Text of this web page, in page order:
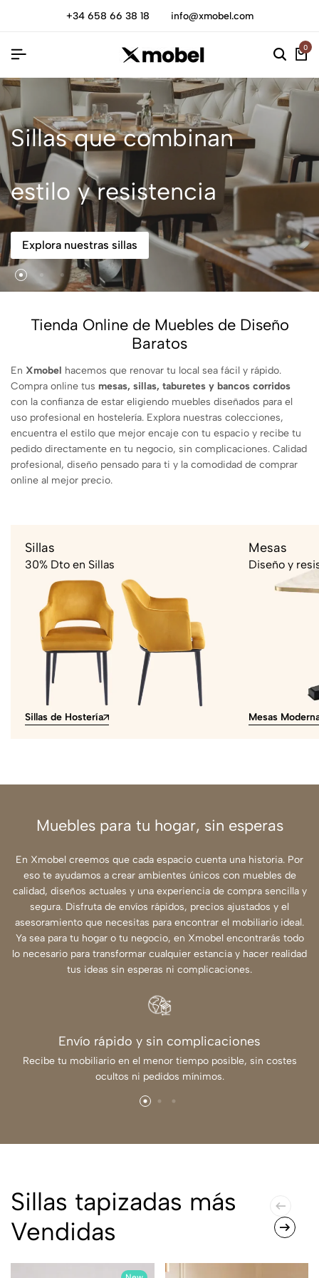
+34 658 66 38 18 info@xmobel.com
0
Sillas que combinan
estilo y resistencia
Explora nuestras sillas
Tienda Online de Muebles de Diseño
Baratos
En Xmobel hacemos que renovar tu local sea fácil y rápido.
Compra online tus mesas, sillas, taburetes y bancos corridos
con la confianza de estar eligiendo muebles diseñados para el
uso profesional en hostelería. Explora nuestras colecciones,
encuentra el estilo que mejor encaje con tu espacio y recibe tu
pedido directamente en tu negocio, sin complicaciones. Calidad
profesional, diseño pensado para ti y la comodidad de comprar
online al mejor precio.
Sillas
30% Dto en Sillas
Sillas de Hostería
Mesas
Diseño y
Mesas
Muebles para tu hogar, sin esperas
En Xmobel creemos que cada espacio cuenta una historia. Por
eso te ayudamos a crear ambientes únicos con muebles de
calidad, diseños actuales y una experiencia de compra sencilla y
segura. Disfruta de envíos rápidos, precios ajustados y el
asesoramiento que necesitas para encontrar el mobiliario ideal.
Ya sea para tu hogar o tu negocio, en Xmobel encontrarás todo
lo necesario para transformar cualquier estancia y hacer realidad
tus ideas sin esperas ni complicaciones.
Envío rápido y sin complicaciones
Recibe tu mobiliario en el menor tiempo posible, sin costes
ocultos ni pedidos mínimos.
Sillas tapizadas más
Vendidas